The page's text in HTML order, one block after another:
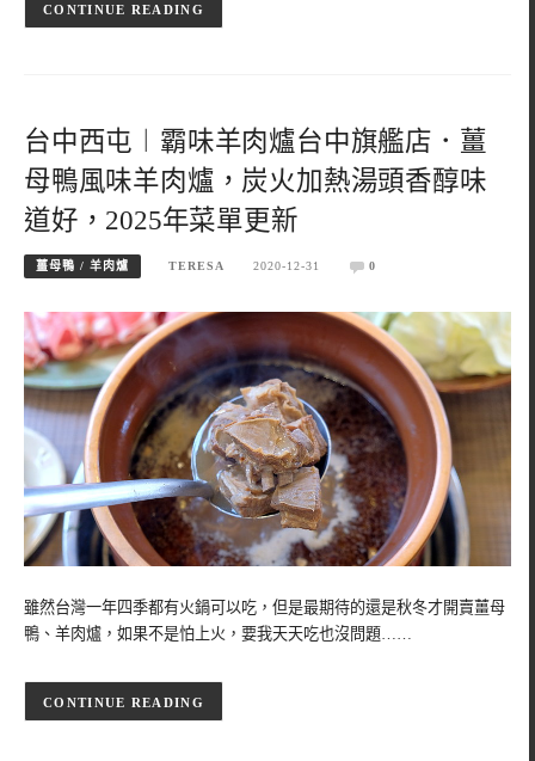
CONTINUE READING
台中西屯︱霸味羊肉爐台中旗艦店．薑
母鴨風味羊肉爐，炭火加熱湯頭香醇味
道好，2025年菜單更新
薑母鴨 / 羊肉爐 TERESA 2020-12-31 0
雖然台灣一年四季都有火鍋可以吃，但是最期待的還是秋冬才開賣薑母
鴨、羊肉爐，如果不是怕上火，要我天天吃也沒問題……
CONTINUE READING